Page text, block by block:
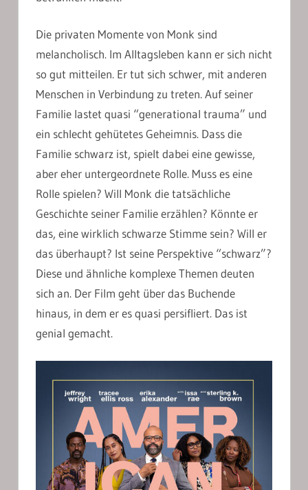
Die privaten Momente von Monk sind
melancholisch. Im Alltagsleben kann er sich nicht
so gut mitteilen. Er tut sich schwer, mit anderen
Menschen in Verbindung zu treten. Auf seiner
Familie lastet quasi “generational trauma” und
ein schlecht gehütetes Geheimnis. Dass die
Familie schwarz ist, spielt dabei eine gewisse,
aber eher untergeordnete Rolle. Muss es eine
Rolle spielen? Will Monk die tatsächliche
Geschichte seiner Familie erzählen? Könnte er
das, eine wirklich schwarze Stimme sein? Will er
das überhaupt? Ist seine Perspektive “schwarz”?
Diese und ähnliche komplexe Themen deuten
sich an. Der Film geht über das Buchende
hinaus, in dem er es quasi persifliert. Das ist
genial gemacht.